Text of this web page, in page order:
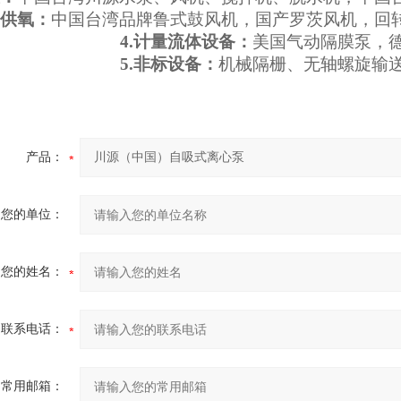
氧： 中国台湾品牌鲁式鼓风机，国产罗茨风机，回
4.计量流体设备： 美国气动隔膜泵，
5.非标设备：机械隔栅、无轴螺旋输
产品：
您的单位：
您的姓名：
联系电话：
常用邮箱：